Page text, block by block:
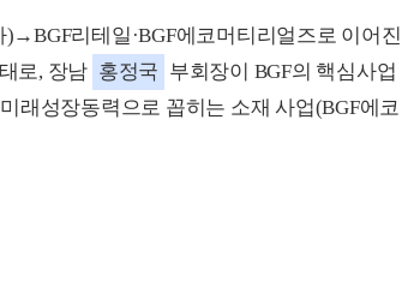
리테일·BGF에코머티리얼즈로 이어진
로, 장남 홍정국 부회장이 BGF의 핵심사업
래성장동력으로 꼽히는 소재 사업(BGF에코